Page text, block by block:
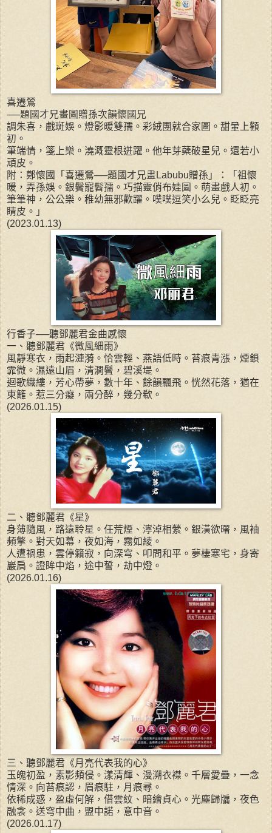
喜遷鶯
──題國才兄畫圖贈孫次韻懷國兄
調朱喜，戲斑娛。燈影暖雙孺。彩絨團就合家圖。甜暈上顴
初。
筆端情，箋上樂。澆溉靈根迸躍。他年芽蘗破星兒。還若小
頑皮。
附：鄭懷國「喜遷鶯──題國才兄畫Labubu贈孫」：「祖懷
暖，弄孫娛。銀鬢寵髫孺。巧描靈俏布娃圖。萌畫戲人初。
筆筆神，公公樂。稚幼無邪歡躍。噗噗逗笑小么兒。眨眨亮
睛皮。」
(2023.01.13)
行香子──聽鄧麗君金曲感懷
一、聽鄧麗君《微風細雨》
風靜寒衣，雨起漣漪。恰雲輕、燕語低時。苔痕青漲，煙鎖
霏微。濕遠山眉，清澗鬢，碧溪堤。
迴歌織縷，芳心帶夢，數十年、餘韻飄飛。恍然花落，猶在
東籬。惹三分癡，兩分醉，幾分欷。
(2026.01.15)
二、聽鄧麗君《星》
身薄隨風，路遠聆星。任荒煙、濘淖相縈。銀潢欲曙，風袖
頻擎。對天如幕，夜如海，霧如綾。
人遭禍患，雲停籟寂，向深穹、叩問和平。夢棲寒宅，身寄
巖扃。證眸中焰，途中誓，劫中燈。
(2026.01.16)
三、聽鄧麗君《月亮代表我的心》
玉魄初盈，素影頻侵。漾清輝、漫溯衣襟。千層愛疊，一念
情深。向苔痕認，眉痕駐，月痕尋。
依稀成惑，盈虛何解，借雲紋、暗繪貞心。光塵歸牖，夜色
融衾。送穹中曲，盟中諾，意中音。
(2026.01.17)